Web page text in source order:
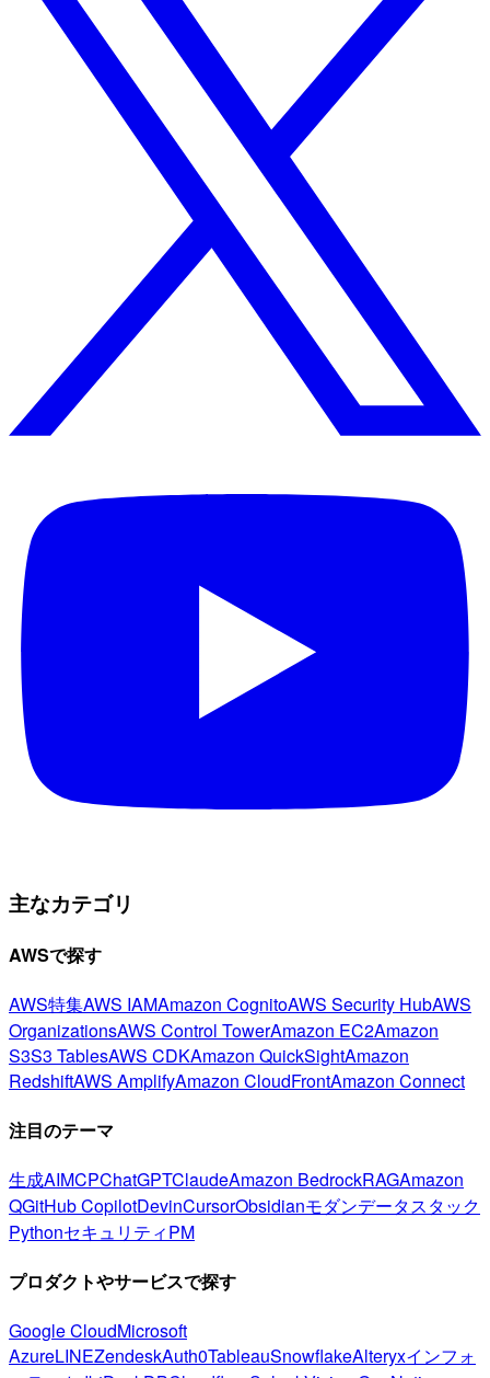
主なカテゴリ
AWSで探す
AWS特集AWS IAMAmazon CognitoAWS Security HubAWS
OrganizationsAWS Control TowerAmazon EC2Amazon
S3S3 TablesAWS CDKAmazon QuickSightAmazon
RedshiftAWS AmplifyAmazon CloudFrontAmazon Connect
注目のテーマ
生成AIMCPChatGPTClaudeAmazon BedrockRAGAmazon
QGitHub CopilotDevinCursorObsidianモダンデータスタック
PythonセキュリティPM
プロダクトやサービスで探す
Google CloudMicrosoft
AzureLINEZendeskAuth0TableauSnowflakeAlteryxインフォ